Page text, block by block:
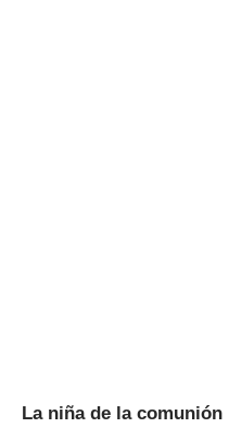
La niña de la comunión